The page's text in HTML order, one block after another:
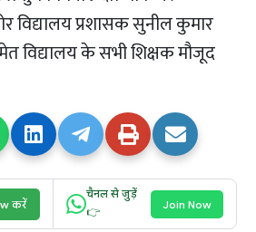
विद्यालय प्रशासक सुनील कुमार
विद्यालय के सभी शिक्षक मौजूद
करें
चैनल से जुड़ें
👉
Join Now